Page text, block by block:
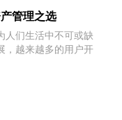
管理之选
人们生活中不可或缺
，越来越多的用户开